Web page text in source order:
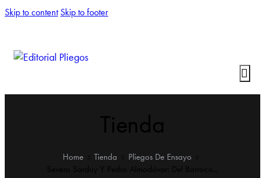
Skip to content Skip to footer
Home Tienda
Pliegos De Ensayo